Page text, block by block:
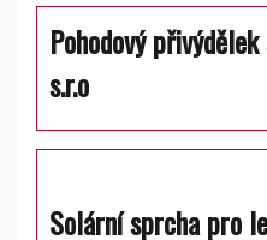
Pohodový
s.r.o
Solární sprcha pro